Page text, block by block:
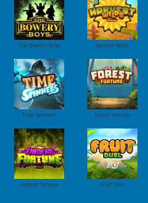
The Bowery Boys Harvest Wilds
Time Spinners Forest Fortune
Undead Fortune Fruit Duel